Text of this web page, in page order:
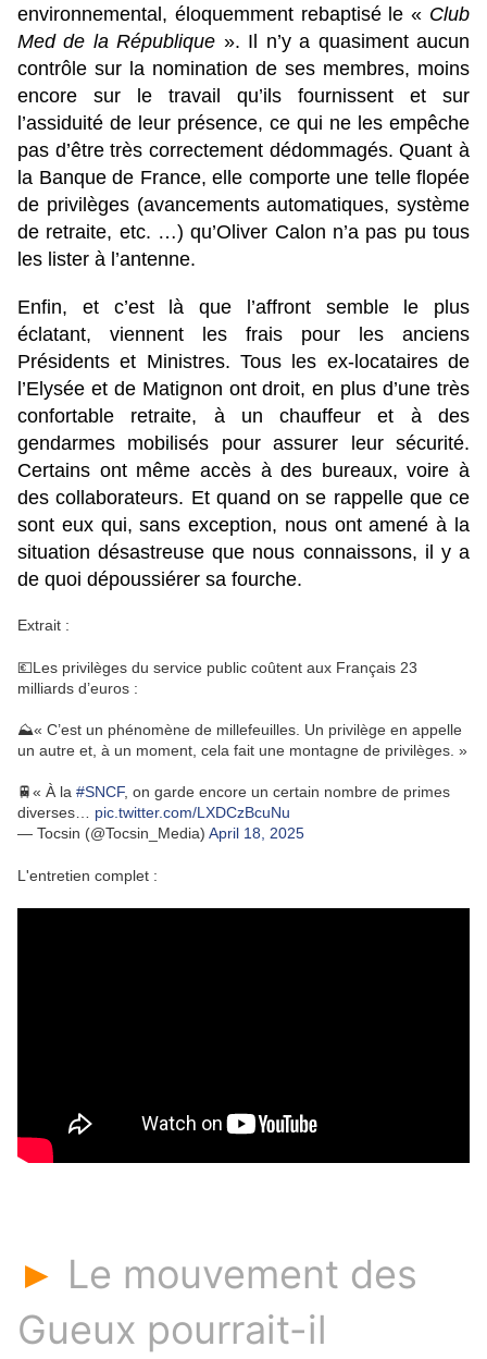
environnemental, éloquemment rebaptisé le « Club
Med de la République ». Il n’y a quasiment aucun
contrôle sur la nomination de ses membres, moins
encore sur le travail qu’ils fournissent et sur
l’assiduité de leur présence, ce qui ne les empêche
pas d’être très correctement dédommagés. Quant à
la Banque de France, elle comporte une telle flopée
de privilèges (avancements automatiques, système
de retraite, etc. …) qu’Oliver Calon n’a pas pu tous
les lister à l’antenne.
Enfin, et c’est là que l’affront semble le plus
éclatant, viennent les frais pour les anciens
Présidents et Ministres. Tous les ex-locataires de
l’Elysée et de Matignon ont droit, en plus d’une très
confortable retraite, à un chauffeur et à des
gendarmes mobilisés pour assurer leur sécurité.
Certains ont même accès à des bureaux, voire à
des collaborateurs. Et quand on se rappelle que ce
sont eux qui, sans exception, nous ont amené à la
situation désastreuse que nous connaissons, il y a
de quoi dépoussiérer sa fourche.
Extrait :
💶Les privilèges du service public coûtent aux Français 23
milliards d’euros :
⛰️« C’est un phénomène de millefeuilles. Un privilège en appelle
un autre et, à un moment, cela fait une montagne de privilèges. »
🚆« À la #SNCF, on garde encore un certain nombre de primes
diverses… pic.twitter.com/LXDCzBcuNu
— Tocsin (@Tocsin_Media) April 18, 2025
L'entretien complet :
► Le mouvement des
Gueux pourrait-il